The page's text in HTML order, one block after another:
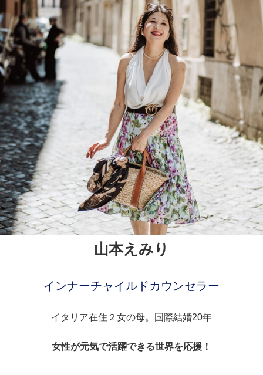
山本えみり
インナーチャイルドカウンセラー
イタリア在住２女の母。国際結婚20年
女性が元気で活躍できる世界を応援！